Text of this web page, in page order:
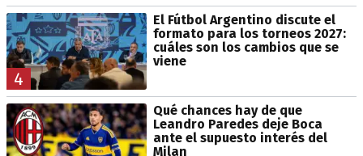
4
El Fútbol Argentino discute el
formato para los torneos 2027:
cuáles son los cambios que se
viene
Qué chances hay de que
Leandro Paredes deje Boca
ante el supuesto interés del
Milan